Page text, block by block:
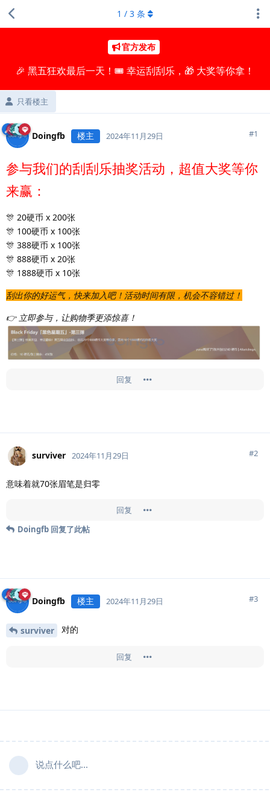
官方发布
🎉 黑五狂欢最后一天！🎟️ 幸运刮刮乐，🎁 大奖等你拿！
只看楼主
1 / 3 条
Doingfb 楼主 2024年11月29日 #1
参与我们的刮刮乐抽奖活动，超值大奖等你
来赢：
🎊 20硬币 x 200张
🎊 100硬币 x 100张
🎊 388硬币 x 100张
🎊 888硬币 x 20张
🎊 1888硬币 x 10张
刮出你的好运气，快来加入吧！活动时间有限，机会不容错过！
👉 立即参与，让购物季更添惊喜！
回复
surviver 2024年11月29日 #2
意味着就70张眉笔是归零
回复
Doingfb 回复了此帖
Doingfb 楼主 2024年11月29日 #3
surviver 对的
回复
说点什么吧...